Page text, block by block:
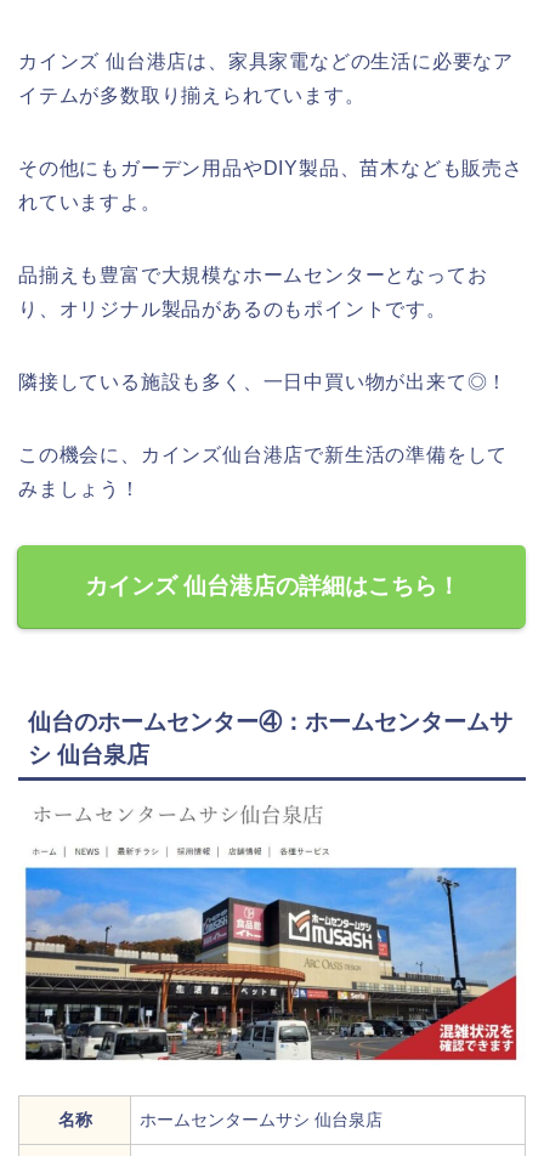
カインズ 仙台港店は、家具家電などの生活に必要なア
イテムが多数取り揃えられています。
その他にもガーデン用品やDIY製品、苗木なども販売さ
れていますよ。
品揃えも豊富で大規模なホームセンターとなってお
り、オリジナル製品があるのもポイントです。
隣接している施設も多く、一日中買い物が出来て◎！
この機会に、カインズ仙台港店で新生活の準備をして
みましょう！
カインズ 仙台港店の詳細はこちら！
仙台のホームセンター④：ホームセンタームサ
シ 仙台泉店
名称 ホームセンタームサシ 仙台泉店